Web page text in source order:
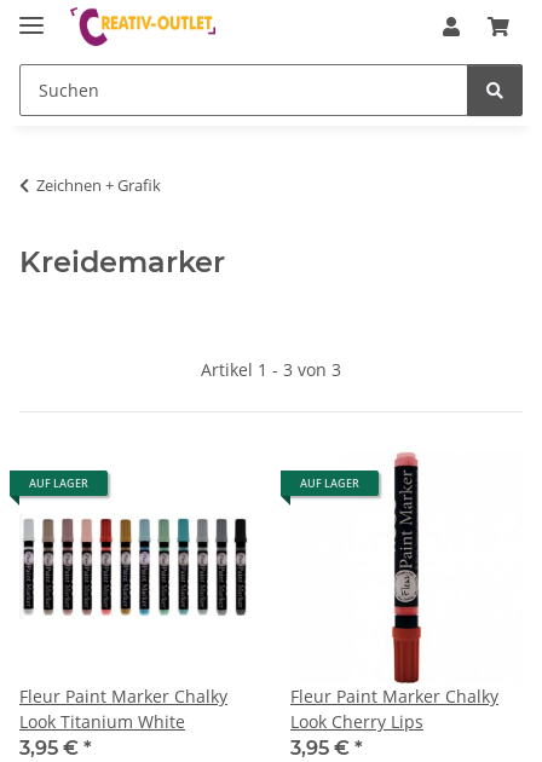
Zeichnen + Grafik
Kreidemarker
Artikel 1 - 3 von 3
AUF LAGER
Fleur Paint Marker Chalky
Look Titanium White
3,95 € *
AUF LAGER
Fleur Paint Marker Chalky
Look Cherry Lips
3,95 € *